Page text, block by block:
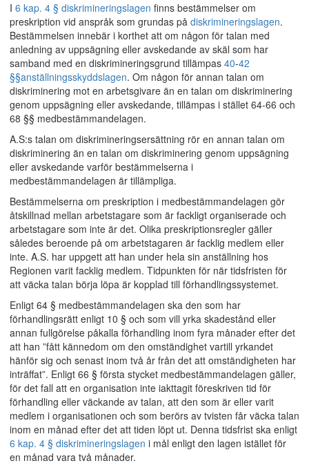
I 6 kap. 4 § diskrimineringslagen finns bestämmelser om
preskription vid anspråk som grundas på diskrimineringslagen.
Bestämmelsen innebär i korthet att om någon för talan med
anledning av uppsägning eller avskedande av skäl som har
samband med en diskrimineringsgrund tillämpas 40-42
§§anställningsskyddslagen. Om någon för annan talan om
diskriminering mot en arbetsgivare än en talan om diskriminering
genom uppsägning eller avskedande, tillämpas i stället 64-66 och
68 §§ medbestämmandelagen.
A.S:s talan om diskrimineringsersättning rör en annan talan om
diskriminering än en talan om diskriminering genom uppsägning
eller avskedande varför bestämmelserna i
medbestämmandelagen är tillämpliga.
Bestämmelserna om preskription i medbestämmandelagen gör
åtskillnad mellan arbetstagare som är fackligt organiserade och
arbetstagare som inte är det. Olika preskriptionsregler gäller
således beroende på om arbetstagaren är facklig medlem eller
inte. A.S. har uppgett att han under hela sin anställning hos
Regionen varit facklig medlem. Tidpunkten för när tidsfristen för
att väcka talan börja löpa är kopplad till förhandlingssystemet.
Enligt 64 § medbestämmandelagen ska den som har
förhandlingsrätt enligt 10 § och som vill yrka skadestånd eller
annan fullgörelse påkalla förhandling inom fyra månader efter det
att han ”fått kännedom om den omständighet vartill yrkandet
hänför sig och senast inom två år från det att omständigheten har
inträffat”. Enligt 66 § första stycket medbestämmandelagen gäller,
för det fall att en organisation inte iakttagit föreskriven tid för
förhandling eller väckande av talan, att den som är eller varit
medlem i organisationen och som berörs av tvisten får väcka talan
inom en månad efter det att tiden löpt ut. Denna tidsfrist ska enligt
6 kap. 4 § diskrimineringslagen i mål enligt den lagen istället för
en månad vara två månader.